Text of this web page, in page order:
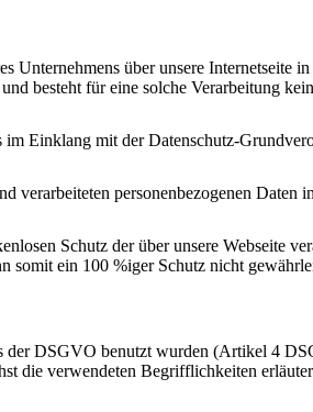
Unternehmens über unsere Internetseite
besteht für eine solche Verarbeitung
im Einklang mit der Datenschutz-
personenbezogenen Daten
Schutz der über unsere Webseite
somit ein 100 %iger Schutz nicht
der DSGVO benutzt wurden (Artikel 4
die verwendeten Begrifflichkeiten